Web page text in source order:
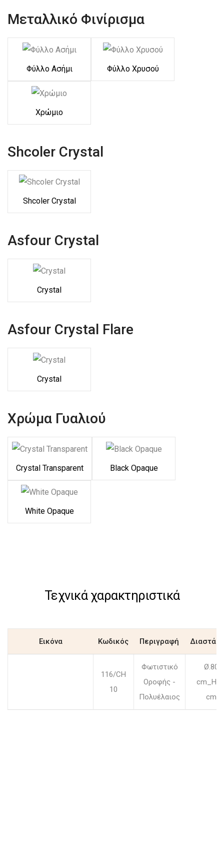
Μεταλλικό Φινίρισμα
Φύλλο Ασήμι Φύλλο Χρυσού
Χρώμιο
Shcoler Crystal
Shcoler Crystal
Asfour Crystal
Crystal
Asfour Crystal Flare
Crystal
Χρώμα Γυαλιού
Crystal Transparent Black Opaque
White Opaque
Τεχνικά χαρακτηριστικά
Εικόνα Κωδικός Περιγραφή
116/CH
10
Φωτιστικό
Οροφής -
Πολυέλαιος
Ø.80
cm